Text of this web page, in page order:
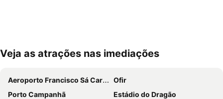
Ampliar mapa
Veja as atrações nas imediações
Aeroporto Francisco Sá Carneiro
Ofir
Porto Campanhã
Estádio do Dragão